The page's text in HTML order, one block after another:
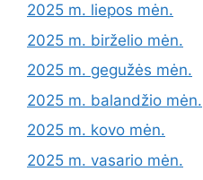
2025 m. liepos mėn.
2025 m. birželio mėn.
2025 m. gegužės mėn.
2025 m. balandžio mėn.
2025 m. kovo mėn.
2025 m. vasario mėn.